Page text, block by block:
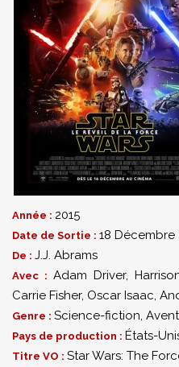
Année : 2015
Date de Sortie : 18 Décembre
De : J.J. Abrams
Avec : Adam Driver,
Carrie Fisher, Oscar Isaac,
Genre : Science-fiction,
Pays de production : États-
Titre VO : Star Wars: The